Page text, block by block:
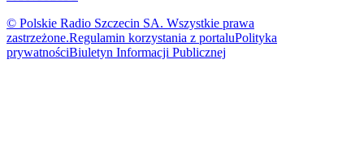
© Polskie Radio Szczecin SA. Wszystkie prawa
zastrzeżone.Regulamin korzystania z portaluPolityka
prywatnościBiuletyn Informacji Publicznej